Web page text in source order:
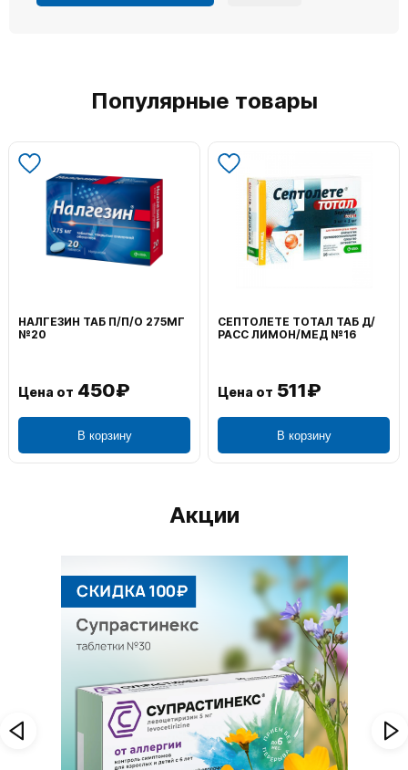
Популярные товары
НАЛГЕЗИН ТАБ П/П/О 275МГ
№20
Цена от 450₽
В корзину
СЕПТОЛЕТЕ ТОТАЛ ТАБ Д/
РАСС ЛИМОН/МЕД №16
Цена от 511₽
В корзину
Акции